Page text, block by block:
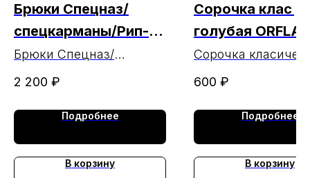
Брюки Спецназ/
спецкарманы/Рип-
стоп черн
Брюки Спецназ/
спецкарманы/Рип-стоп
2 200 ₽
Подробнее
В корзину
Сорочка клас
голубая
РАСПРОДАЖА
МАРКА (чз
Сорочка
мужская голубая
ORFLAEM
600 ₽
Подробнее
В корзину